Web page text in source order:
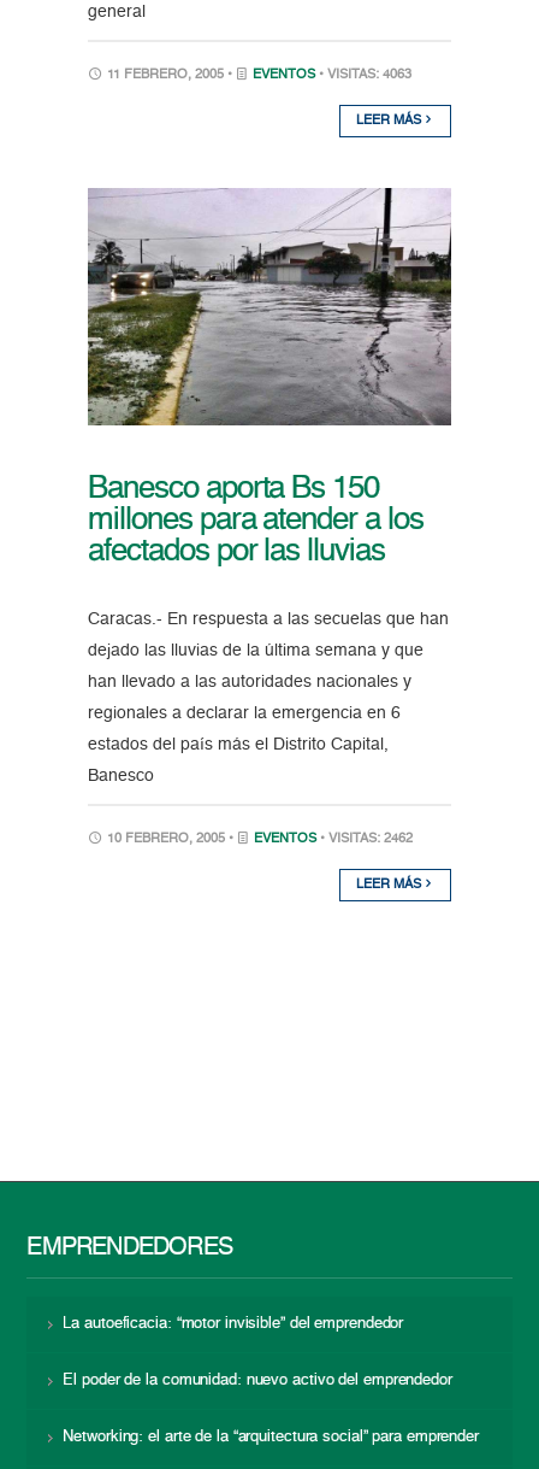
general
11 FEBRERO, 2005 • EVENTOS • VISITAS: 4063
LEER MÁS
Banesco aporta Bs 150
millones para atender a los
afectados por las lluvias
Caracas.- En respuesta a las secuelas que han
dejado las lluvias de la última semana y que
han llevado a las autoridades nacionales y
regionales a declarar la emergencia en 6
estados del país más el Distrito Capital,
Banesco
10 FEBRERO, 2005 • EVENTOS • VISITAS: 2462
LEER MÁS
EMPRENDEDORES
La autoeficacia: “motor invisible” del emprendedor
El poder de la comunidad: nuevo activo del emprendedor
Networking: el arte de la “arquitectura social” para emprender